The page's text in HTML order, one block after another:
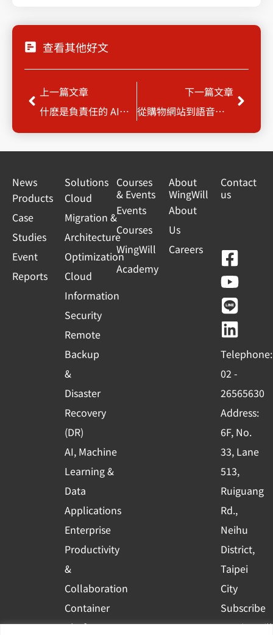
查看其他好文
Prev上一篇文章
什麽是負責任的 AI？Amazon Bedrock 平台層層把關隱私保護
下一篇文章
從購物網站到語音助手，AWS 如何讓生成式 AI 全民化？
Next
News
Products
Case
Studies
Event
Reports
Solutions
Cloud
Migration &
Architecture
Optimization
Cloud
Information
Security
Remote
Backup
&
Disaster
Recovery
(DR)
AI, Machine
Learning &
Data
Applications
Enterprise
Productivity
&
Collaboration
Container
Platform
Courses
& Events
Events
Courses
WingWill
Academy
About
WingWill
About
Us
Careers
Contact
us
F
a
c
e
b
o
o
k
-
s
q
u
a
r
e
Y
o
u
t
u
b
e
L
i
n
e
L
i
n
k
e
d
i
n
Telephone:
02 -
26565630
Address:
6F, No.
33, Lane
513,
Ruiguang
Rd.,
Neihu
District,
Taipei
City
Subscribe
to WingWill